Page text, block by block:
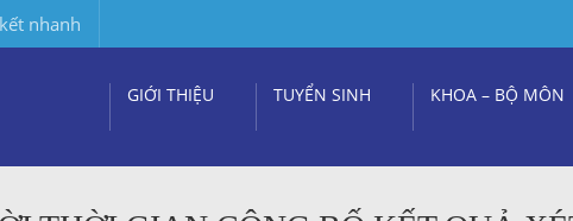
nhanh
GIỚI THIỆU TUYỂN SINH KHOA – BỘ MÔN